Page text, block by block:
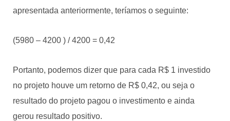
apresentada anteriormente, teríamos o seguinte:
(5980 – 4200 ) / 4200 = 0,42
Portanto, podemos dizer que para cada R$ 1 investido
no projeto houve um retorno de R$ 0,42, ou seja o
resultado do projeto pagou o investimento e ainda
gerou resultado positivo.